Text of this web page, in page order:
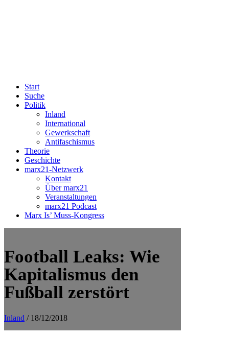
Start
Suche
Politik
Inland
International
Gewerkschaft
Antifaschismus
Theorie
Geschichte
marx21-Netzwerk
Kontakt
Über marx21
Veranstaltungen
marx21 Podcast
Marx Is’ Muss-Kongress
Football Leaks: Wie
Kapitalismus den
Fußball zerstört
Inland / 18/12/2018